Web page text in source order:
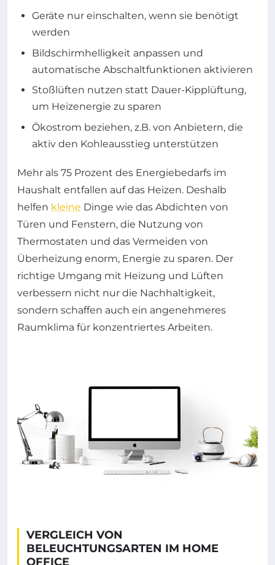
Geräte nur einschalten, wenn sie benötigt
werden
Bildschirmhelligkeit anpassen und
automatische Abschaltfunktionen aktivieren
Stoßlüften nutzen statt Dauer-Kipplüftung,
um Heizenergie zu sparen
Ökostrom beziehen, z.B. von Anbietern, die
aktiv den Kohleausstieg unterstützen
Mehr als 75 Prozent des Energiebedarfs im
Haushalt entfallen auf das Heizen. Deshalb
helfen kleine Dinge wie das Abdichten von
Türen und Fenstern, die Nutzung von
Thermostaten und das Vermeiden von
Überheizung enorm, Energie zu sparen. Der
richtige Umgang mit Heizung und Lüften
verbessern nicht nur die Nachhaltigkeit,
sondern schaffen auch ein angenehmeres
Raumklima für konzentriertes Arbeiten.
VERGLEICH VON
BELEUCHTUNGSARTEN IM HOME
OFFICE